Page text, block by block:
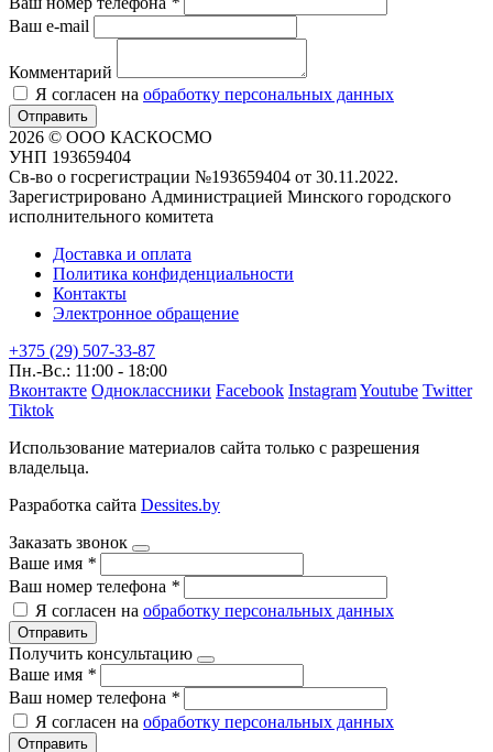
Ваш e-mail
Комментарий
Я согласен на обработку персональных данных
Отправить
2026 © ООО КАСКОСМО
УНП 193659404
Св-во о госрегистрации №193659404 от 30.11.2022.
Зарегистрировано Администрацией Минского городского
исполнительного комитета
Доставка и оплата
Политика конфиденциальности
Контакты
Электронное обращение
+375 (29) 507-33-87
Пн.-Вс.: 11:00 - 18:00
Вконтакте Одноклассники Facebook InstagramYoutube Twitter
Tiktok
Использование материалов сайта только с разрешения
владельца.
Разработка сайта Dessites.by
Заказать звонок
Ваше имя *
Ваш номер телефона *
Я согласен на обработку персональных данных
Отправить
Получить консультацию
Ваше имя *
Ваш номер телефона *
Я согласен на обработку персональных данных
Отправить